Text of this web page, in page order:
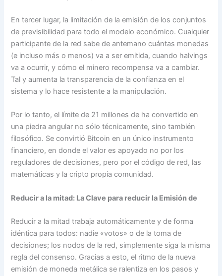
En tercer lugar, la limitación de la emisión de los conjuntos
de previsibilidad para todo el modelo económico. Cualquier
participante de la red sabe de antemano cuántas monedas
(e incluso más o menos) va a ser emitida, cuando halvings
va a ocurrir, y cómo el minero recompensa va a cambiar.
Tal y aumenta la transparencia de la confianza en el
sistema y lo hace resistente a la manipulación.
Por lo tanto, el límite de 21 millones de ha convertido en
una piedra angular no sólo técnicamente, sino también
filosófico. Se convirtió Bitcoin en un único instrumento
financiero, en donde el valor es apoyado no por los
reguladores de decisiones, pero por el código de red, las
matemáticas y la cripto propia comunidad.
Reducir a la mitad: La Clave para reducir la Emisión de
Reducir a la mitad trabaja automáticamente y de forma
idéntica para todos: nadie «votos» o de la toma de
decisiones; los nodos de la red, simplemente siga la misma
regla del consenso. Gracias a esto, el ritmo de la nueva
emisión de moneda metálica se ralentiza en los pasos y